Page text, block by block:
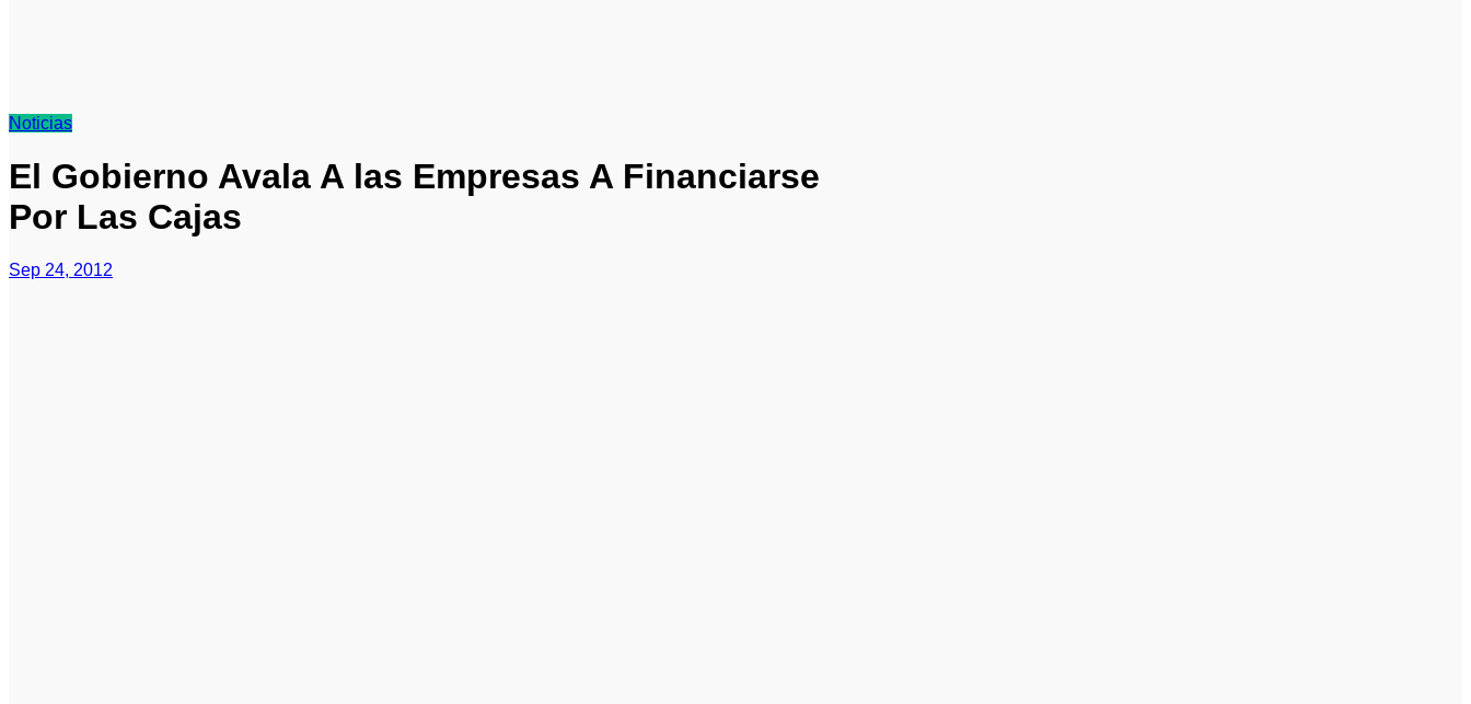
Noticias
El Gobierno Avala A las Empresas A Financiarse
Por Las Cajas
Sep 24, 2012